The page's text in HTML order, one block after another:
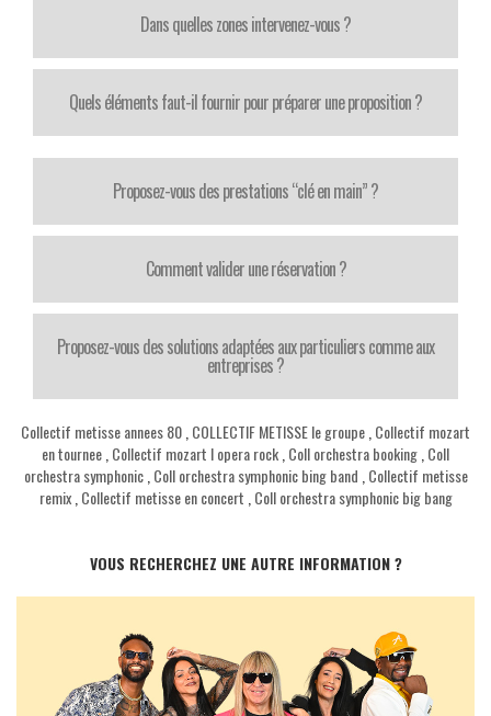
Dans quelles zones intervenez-vous ?
Quels éléments faut-il fournir pour préparer une proposition ?
Proposez-vous des prestations “clé en main” ?
Comment valider une réservation ?
Proposez-vous des solutions adaptées aux particuliers comme aux
entreprises ?
Collectif metisse annees 80 COLLECTIF METISSE le groupe Collectif mozart
en tournee Collectif mozart l opera rock Coll orchestra booking Coll
orchestra symphonic, Coll orchestra symphonic bing band Collectif metisse
remix, Collectif metisse en concert Coll orchestra symphonic big bang
VOUS RECHERCHEZ UNE AUTRE INFORMATION ?